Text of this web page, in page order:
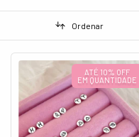
Ordenar
ATÉ 10% OFF
EM QUANTIDADE